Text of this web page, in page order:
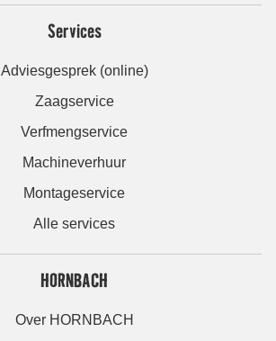
Services
Adviesgesprek (online)
Zaagservice
Verfmengservice
Machineverhuur
Montageservice
Alle services
HORNBACH
Over HORNBACH